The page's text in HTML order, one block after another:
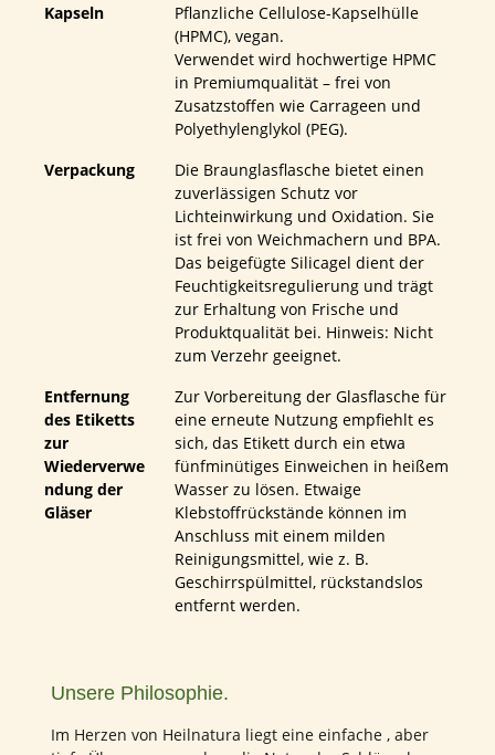
Kapseln
Pflanzliche Cellulose-Kapselhülle
(HPMC), vegan.
Verwendet wird hochwertige HPMC
in Premiumqualität – frei von
Zusatzstoffen wie Carrageen und
Polyethylenglykol (PEG).
Verpackung
Die Braunglasflasche bietet einen
zuverlässigen Schutz vor
Lichteinwirkung und Oxidation. Sie
ist frei von Weichmachern und BPA.
Das beigefügte Silicagel dient der
Feuchtigkeitsregulierung und trägt
zur Erhaltung von Frische und
Produktqualität bei. Hinweis: Nicht
zum Verzehr geeignet.
Entfernung
des Etiketts
zur
Wiederverwe
ndung der
Gläser
Zur Vorbereitung der Glasflasche für
eine erneute Nutzung empfiehlt es
sich, das Etikett durch ein etwa
fünfminütiges Einweichen in heißem
Wasser zu lösen. Etwaige
Klebstoffrückstände können im
Anschluss mit einem milden
Reinigungsmittel, wie z. B.
Geschirrspülmittel, rückstandslos
entfernt werden.
Unsere Philosophie.
Im Herzen von Heilnatura liegt eine einfache , aber